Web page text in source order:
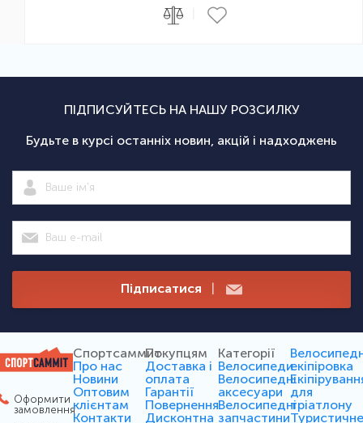
ПІДПИСУЙТЕСЬ НА НАШУ РОЗСИЛКУ
Будьте в курсі останніх новин, акцій і надходжень
Підписатися |
Оформити
замовлення
Спортсаммит
Про нас
Новини
Оптовим
клієнтам
Контакти
Покупцям
Доставка і
оплата
Гарантії
Повернення
Дисконтна
Категорії
Велосипеди
Велосипедні
аксесуари
Велосипедні
запчастини
екіпіровка
для
тріатлону